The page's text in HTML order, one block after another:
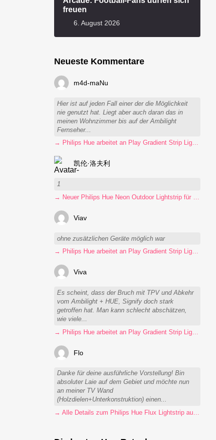
freuen
6. August 2026
Neueste Kommentare
m4d-maNu
Hier ist auf jeden Fall einer der die Möglichkeit
nie genutzt hat. Liegt aber auch daran das in
meinen Wohnzimmer bis auf der Ambilight
Fernseher...
→ Philips Hue arbeitet an Play Gradient Strip Light Pro
凯伦·洛夫利
1
→ Neuer Philips Hue Neon Outdoor Lightstrip für 130 Euro
Viav
ohne zusätzlichen Geräte möglich war
→ Philips Hue arbeitet an Play Gradient Strip Light Pro
Viva
Es scheint, dass der Bruch mit TPV und Abkehr
vom Ambilight + HUE, Signify doch stark
getroffen hat. Man kann schlecht abschätzen,
wie viele...
Flo
Danke für deine ausführliche Vorstellung! Bin
absoluter Laie auf dem Gebiet und möchte nun
an meiner TV Wand
(Holzdielen+Unterkonstruktion) einen...
→ Alle Details zum Philips Hue Flux Lightstrip auf einen Blick